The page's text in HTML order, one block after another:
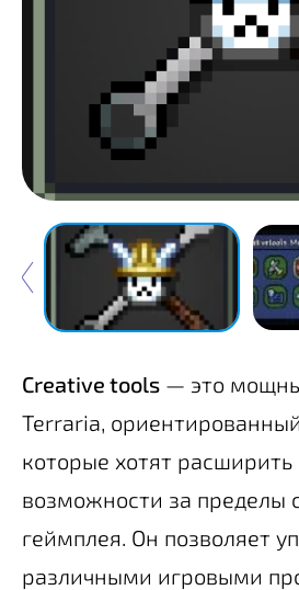
Creative tools — это
Terraria,
которые хотят расширить
возможности за пределы
геймплея. Он позволяет
различными игровыми